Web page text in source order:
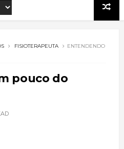
FISIOTERAPEUTA
ENTENDENDO
pouco do